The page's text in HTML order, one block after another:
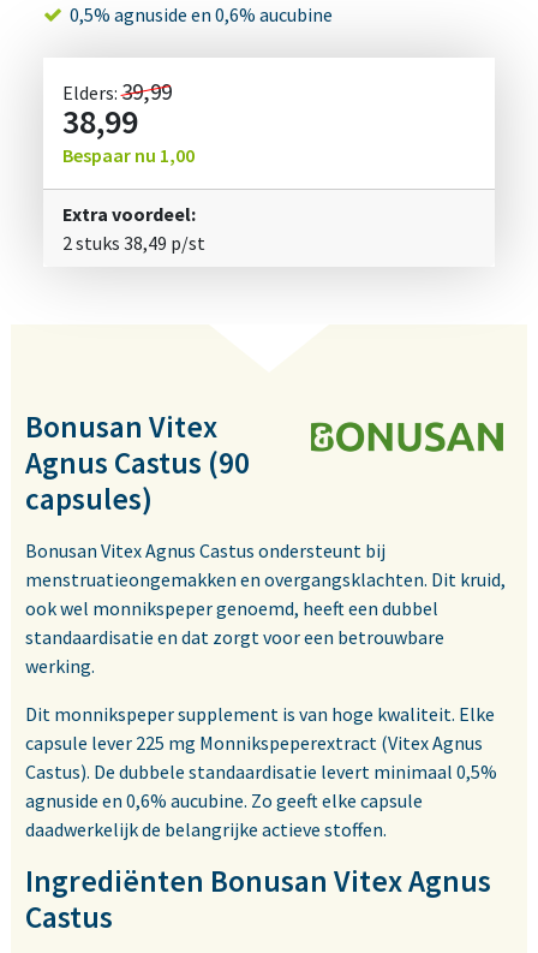
0,5% agnuside en 0,6% aucubine
Elders:39,99
38,99
Bespaar nu 1,00
Extra voordeel:
2 stuks 38,49 p/st
Bonusan Vitex
Agnus Castus (90
capsules)
Bonusan Vitex Agnus Castus ondersteunt bij
menstruatieongemakken en overgangsklachten. Dit kruid,
ook wel monnikspeper genoemd, heeft een dubbel
standaardisatie en dat zorgt voor een betrouwbare
werking.
Dit monnikspeper supplement is van hoge kwaliteit. Elke
capsule lever 225 mg Monnikspeperextract (Vitex Agnus
Castus). De dubbele standaardisatie levert minimaal 0,5%
agnuside en 0,6% aucubine. Zo geeft elke capsule
daadwerkelijk de belangrijke actieve stoffen.
Ingrediënten Bonusan Vitex Agnus
Castus